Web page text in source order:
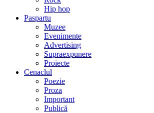
Hip hop
Paspartu
Muzee
Evenimente
Advertising
Supraexpunere
Proiecte
Cenaclul
Poezie
Proza
Important
Publică